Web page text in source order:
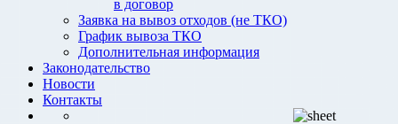
в договор
Заявка на вывоз отходов (не ТКО)
График вывоза ТКО
Дополнительная информация
Законодательство
Новости
Контакты